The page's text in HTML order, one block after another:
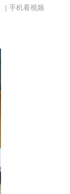
| 手机看视频